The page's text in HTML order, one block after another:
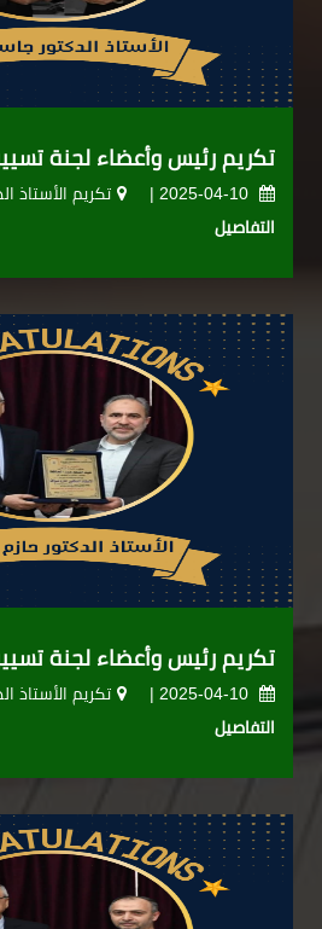
تكريم رئيس وأعضاء لجنة
2025-04-10 |
تكريم الأستاذ
التفاصيل
تكريم رئيس وأعضاء لجنة
2025-04-10 |
تكريم الأستاذ
التفاصيل